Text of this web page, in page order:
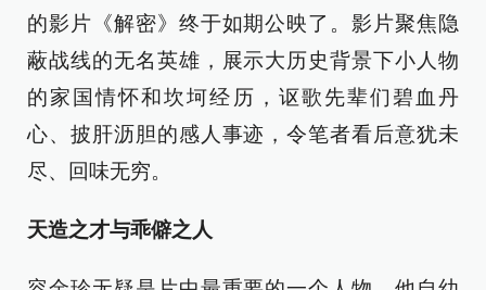
的影片《解密》终于如期公映了。影片聚焦隐
蔽战线的无名英雄，展示大历史背景下小人物
的家国情怀和坎坷经历，讴歌先辈们碧血丹
心、披肝沥胆的感人事迹，令笔者看后意犹未
尽、回味无穷。
天造之才与乖僻之人